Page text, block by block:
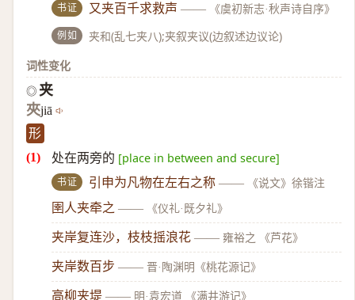
书证 又夹百千求救声 —— 《虞初新志·秋声诗自序》
例如
夹和(乱七夹八);夹叙夹议(边叙述边议论)
词性变化
◎ 夹
夾jiā
形
处在两旁的 [place in between and secure]
书证 引申为凡物在左右之称 —— 《说文》徐锴注
圉人夹牵之 —— 《仪礼·既夕礼》
夹岸复连沙，枝枝摇浪花 —— 雍裕之 《芦花》
夹岸数百步 —— 晋·陶渊明《桃花源记》
高柳夹堤 —— 明·袁宏道 《满井游记》